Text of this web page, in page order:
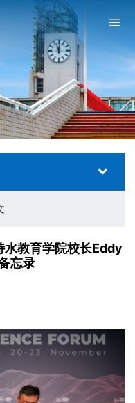
水教育学院校长Eddy
忘录